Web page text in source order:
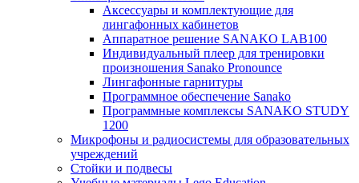
Аксессуары и комплектующие для
лингафонных кабинетов
Аппаратное решение SANAKO LAB100
Индивидуальный плеер для тренировки
произношения Sanako Pronounce
Лингафонные гарнитуры
Программное обеспечение Sanako
Программные комплексы SANAKO STUDY
1200
Микрофоны и радиосистемы для образовательных
учреждений
Стойки и подвесы